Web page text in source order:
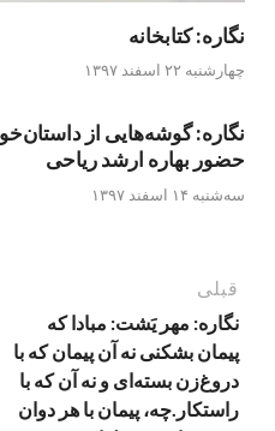
نگاره: کتابخانه
چهارشنبه ۲۲ اسفند ۱۳۹۷
حضور بهاره ارشد ریاحی
سه‌شنبه ۱۴ اسفند ۱۳۹۷
قبلی
نگاره: مهر یَشت: مبادا که
پیمان بشکنی نه آن پیمان که با
دروغ‌زن بسته‌ای و نه آن که با
راستکار.چه، پیمان با هر دوان